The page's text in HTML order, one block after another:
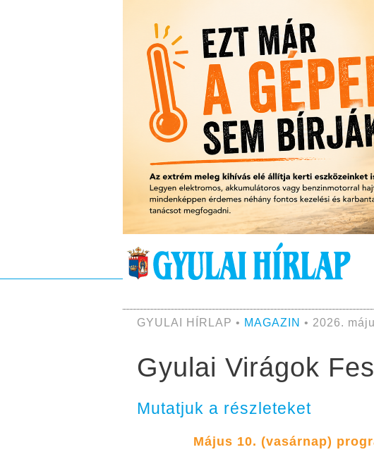
GYULAI HÍRLAP • MAGAZIN • 2026.
Gyulai Virágok
Mutatjuk a részleteket
Május 10. (vasárnap)